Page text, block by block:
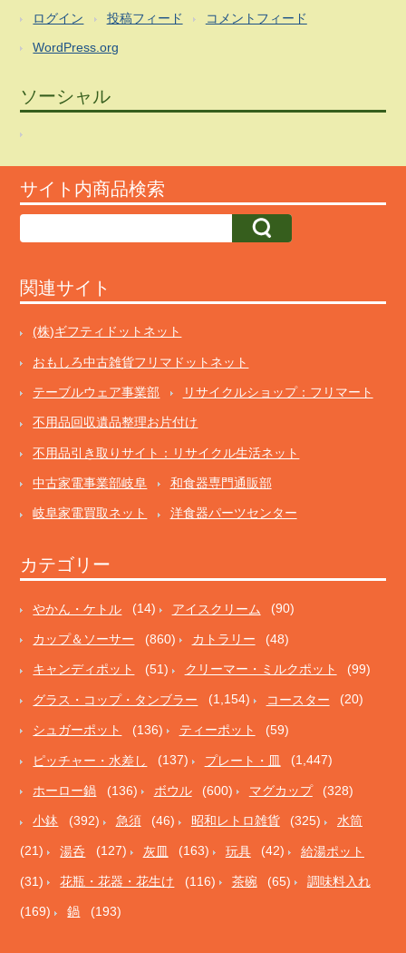
ログイン 投稿フィード コメントフィード
WordPress.org
ソーシャル
サイト内商品検索
関連サイト
(株)ギフティドットネット
おもしろ中古雑貨フリマドットネット
テーブルウェア事業部 リサイクルショップ：フリマート
不用品回収遺品整理お片付け
不用品引き取りサイト：リサイクル生活ネット
中古家電事業部岐阜 和食器専門通販部
岐阜家電買取ネット 洋食器パーツセンター
カテゴリー
やかん・ケトル (14) アイスクリーム (90)
カップ＆ソーサー (860) カトラリー (48)
キャンディポット (51) クリーマー・ミルクポット (99)
グラス・コップ・タンブラー (1,154) コースター (20)
シュガーポット (136) ティーポット (59)
ピッチャー・水差し (137) プレート・皿 (1,447)
ホーロー鍋 (136) ボウル (600) マグカップ (328)
小鉢 (392) 急須 (46) 昭和レトロ雑貨 (325) 水筒
(21) 湯呑 (127) 灰皿 (163) 玩具 (42) 給湯ポット
(31) 花瓶・花器・花生け (116) 茶碗 (65) 調味料入れ
(169) 鍋 (193)